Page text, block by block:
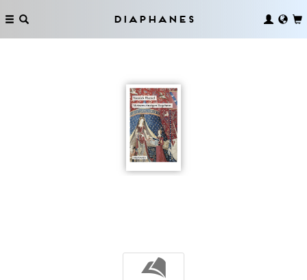
Diaphanes
b